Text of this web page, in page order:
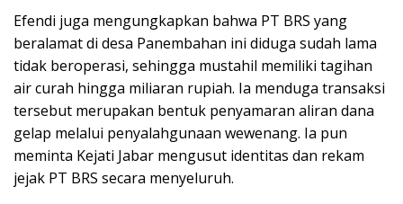
Efendi juga mengungkapkan bahwa PT BRS yang
beralamat di desa Panembahan ini diduga sudah lama
tidak beroperasi, sehingga mustahil memiliki tagihan
air curah hingga miliaran rupiah. Ia menduga transaksi
tersebut merupakan bentuk penyamaran aliran dana
gelap melalui penyalahgunaan wewenang. Ia pun
meminta Kejati Jabar mengusut identitas dan rekam
jejak PT BRS secara menyeluruh.